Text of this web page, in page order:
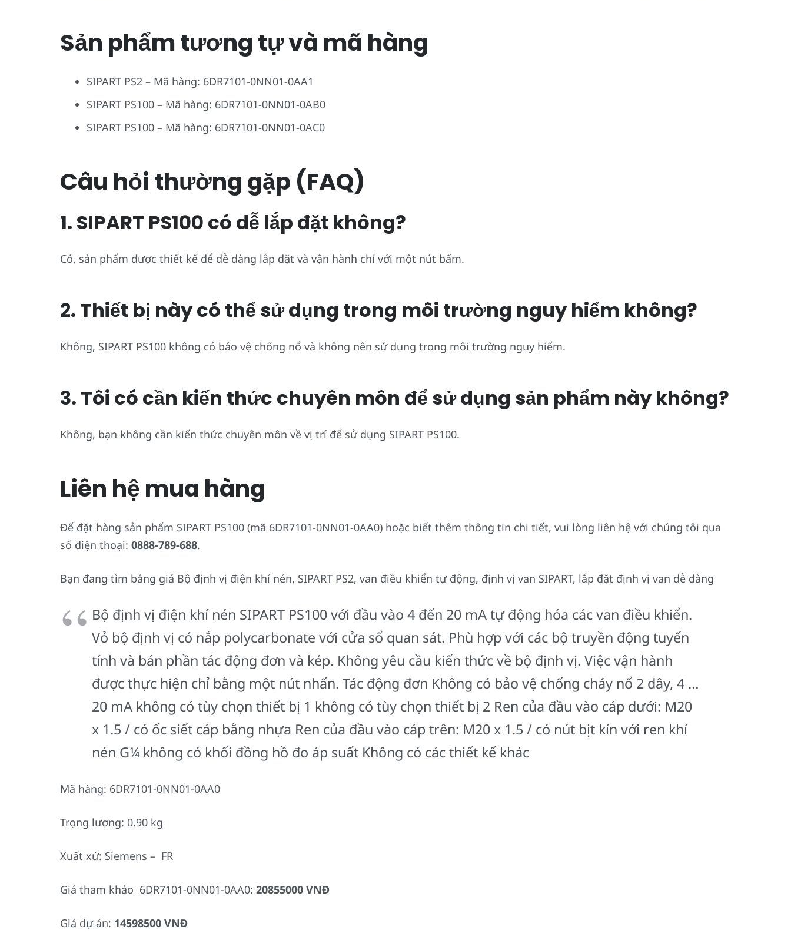
Sản phẩm tương tự và mã hàng
SIPART PS2 – Mã hàng: 6DR7101-0NN01-0AA1
SIPART PS100 – Mã hàng: 6DR7101-0NN01-0AB0
SIPART PS100 – Mã hàng: 6DR7101-0NN01-0AC0
Câu hỏi thường gặp (FAQ)
1. SIPART PS100 có dễ lắp đặt không?
Có, sản phẩm được thiết kế để dễ dàng lắp đặt và vận hành chỉ với một nút bấm.
2. Thiết bị này có thể sử dụng trong môi trường nguy hiểm không?
Không, SIPART PS100 không có bảo vệ chống nổ và không nên sử dụng trong môi trường nguy hiểm.
3. Tôi có cần kiến thức chuyên môn để sử dụng sản phẩm này không?
Không, bạn không cần kiến thức chuyên môn về vị trí để sử dụng SIPART PS100.
Liên hệ mua hàng
Để đặt hàng sản phẩm SIPART PS100 (mã 6DR7101-0NN01-0AA0) hoặc biết thêm thông tin chi tiết, vui lòng liên hệ với chúng tôi qua
số điện thoại: 0888-789-688.
Bạn đang tìm bảng giá Bộ định vị điện khí nén, SIPART PS2, van điều khiển tự động, định vị van SIPART, lắp đặt định vị van dễ dàng
Bộ định vị điện khí nén SIPART PS100 với đầu vào 4 đến 20 mA tự động hóa các van điều khiển.
Vỏ bộ định vị có nắp polycarbonate với cửa sổ quan sát. Phù hợp với các bộ truyền động tuyến
tính và bán phần tác động đơn và kép. Không yêu cầu kiến thức về bộ định vị. Việc vận hành
được thực hiện chỉ bằng một nút nhấn. Tác động đơn Không có bảo vệ chống cháy nổ 2 dây, 4 …
20 mA không có tùy chọn thiết bị 1 không có tùy chọn thiết bị 2 Ren của đầu vào cáp dưới: M20
x 1.5 / có ốc siết cáp bằng nhựa Ren của đầu vào cáp trên: M20 x 1.5 / có nút bịt kín với ren khí
nén G¼ không có khối đồng hồ đo áp suất Không có các thiết kế khác
Mã hàng: 6DR7101-0NN01-0AA0
Trọng lượng: 0.90 kg
Xuất xứ: Siemens – FR
Giá tham khảo 6DR7101-0NN01-0AA0: 20855000 VNĐ
Giá dự án: 14598500 VNĐ